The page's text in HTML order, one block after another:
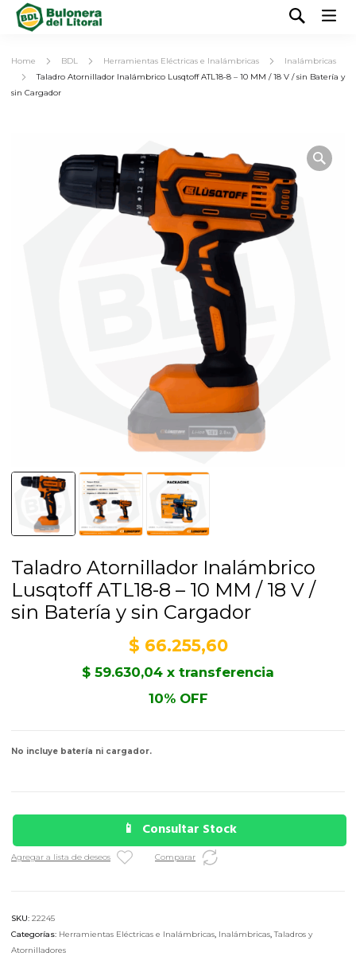
Home BDL Herramientas Eléctricas e Inalámbricas
Inalámbricas
Taladro Atornillador Inalámbrico Lusqtoff ATL18-8 – 10 MM / 18 V / sin Batería y
sin Cargador
Taladro Atornillador Inalámbrico
Lusqtoff ATL18-8 – 10 MM / 18 V /
sin Batería y sin Cargador
$ 66.255,60
$ 59.630,04 x transferencia
10% OFF
No incluye batería ni cargador.
Consultar Stock
Agregar a lista de deseos Comparar
SKU: 22245
Categorías: Herramientas Eléctricas e Inalámbricas, Inalámbricas,Taladros y
Atornilladores